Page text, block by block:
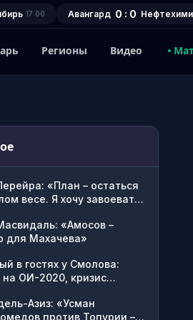
17:00 Авангард 0 : 0
Регионы Видео
«План – остаться
весе. Я хочу завоевать
«Амосов –
для Махачева»
в гостях у Смолова:
на ОИ-2020, кризис
Азиз: «Усман
против Топурии –